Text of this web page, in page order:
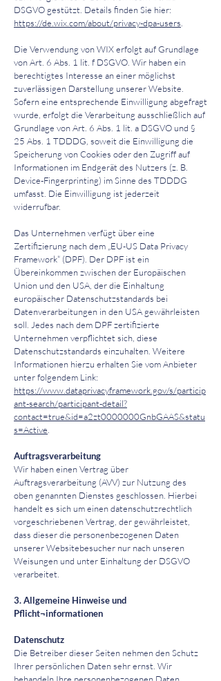
DSGVO gestützt. Details finden Sie hier:
https://de.wix.com/about/privacy-dpa-users
Die Verwendung von WIX erfolgt auf Grundlage
von Art. 6 Abs. 1 lit. f DSGVO. Wir haben ein
berechtigtes Interesse an einer möglichst
zuverlässigen Darstellung unserer Website.
Sofern eine entsprechende Einwilligung abgefragt
wurde, erfolgt die Verarbeitung ausschließlich auf
Grundlage von Art. 6 Abs. 1 lit. a DSGVO und §
25 Abs. 1 TDDDG, soweit die Einwilligung die
Speicherung von Cookies oder den Zugriff auf
Informationen im Endgerät des Nutzers (z. B.
Device-Fingerprinting) im Sinne des TDDDG
umfasst. Die Einwilligung ist jederzeit
widerrufbar.
Das Unternehmen verfügt über eine
Zertifizierung nach dem „EU-US Data Privacy
Framework“ (DPF). Der DPF ist ein
Übereinkommen zwischen der Europäischen
Union und den USA, der die Einhaltung
europäischer Datenschutzstandards bei
Datenverarbeitungen in den USA gewährleisten
soll. Jedes nach dem DPF zertifizierte
Unternehmen verpflichtet sich, diese
Datenschutzstandards einzuhalten. Weitere
Informationen hierzu erhalten Sie vom Anbieter
unter folgendem Link:
https://www.dataprivacyframework.gov/s/particip
ant-search/participant-detail?
contact=true&id=a2zt0000000GnbGAAS&statu
s=Active
Auftragsverarbeitung
Wir haben einen Vertrag über
Auftragsverarbeitung (AVV) zur Nutzung des
oben genannten Dienstes geschlossen. Hierbei
handelt es sich um einen datenschutzrechtlich
vorgeschriebenen Vertrag, der gewährleistet,
dass dieser die personenbezogenen Daten
unserer Websitebesucher nur nach unseren
Weisungen und unter Einhaltung der DSGVO
verarbeitet.
3. Allgemeine Hinweise und
Pflicht¬informationen
Datenschutz
Die Betreiber dieser Seiten nehmen den Schutz
Ihrer persönlichen Daten sehr ernst. Wir